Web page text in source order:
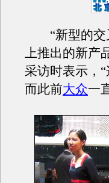
“新型的交
上推出的新产
采访时表示，
而此前大众一